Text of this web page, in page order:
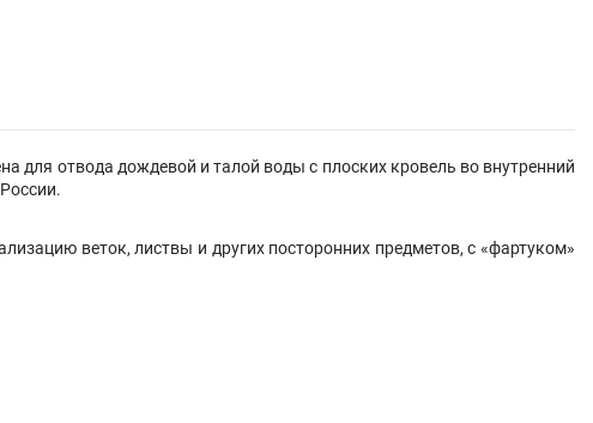
для отвода дождевой и талой воды с плоских кровель во внутренний
веток, листвы и других посторонних предметов, с «фартуком»